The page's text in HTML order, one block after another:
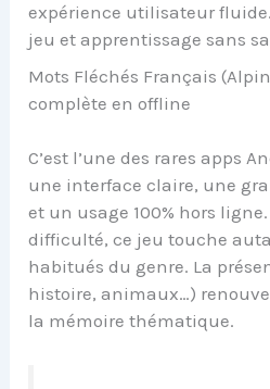
expérience utilisateur
jeu et apprentissage sans
Mots Fléchés Français
complète en offline
C’est l’une des rares apps
une interface claire, une
et un usage 100% hors
difficulté, ce jeu touche
habitués du genre. La
histoire, animaux…)
la mémoire thématique.